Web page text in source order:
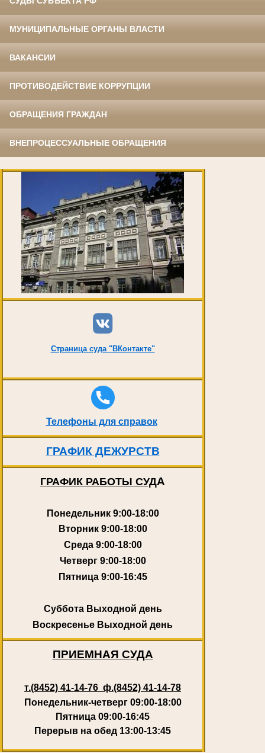
МУНИЦИПАЛЬНЫЕ ОРГАНЫ ВЛАСТИ
ВАКАНСИИ
ПРОТИВОДЕЙСТВИЕ КОРРУПЦИИ
ОБРАЩЕНИЯ ГРАЖДАН
ВНЕПРОЦЕССУАЛЬНЫЕ ОБРАЩЕНИЯ
Страница суда"ВКонтакте"
Телефоны для справок
ГРАФИК ДЕЖУРСТВ
ГРАФИК РАБОТЫ СУДА
Понедельник 9:00-18:00
Вторник 9:00-18:00
Среда 9:00-18:00
Четверг 9:00-18:00
Пятница 9:00-16:45
Суббота Выходной день
Воскресенье Выходной день
ПРИЕМНАЯ СУДА
т.(8452) 41-14-76 ф.(8452) 41-14-78
Понедельник-четверг 09:00-18:00
Пятница 09:00-16:45
Перерыв на обед 13:00-13:45